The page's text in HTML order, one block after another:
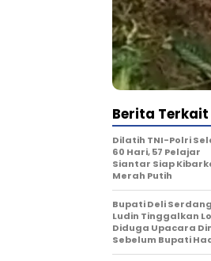
Berita Terkait
Dilatih TNI-Polri
60 Hari, 57 Pelajar
Siantar Siap
Merah Putih
Bupati Deli
Ludin Tinggalkan
Diduga Upacara
Sebelum Bupati